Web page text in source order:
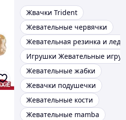
Жвачки Trident
Жевательные червячки
Жевательная резинка и
Игрушки Жевательные
Жевательные жабки
Жевачки подушечки
Жевательные кости
Жевательные mamba